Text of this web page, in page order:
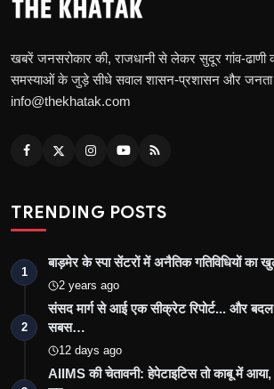
खबरें जनसरोकार की, राजधानी से लेकर सुदूर गांव-
समस्याओं के जुड़े सीधे सवाल शासन-प्रशासन और जनता
info@thekhatak.com
TRENDING POSTS
1
बाड़मेर के स्पा सेंटरों में अनैतिक गतिविधियों
2 years ago
2
संसद मार्ग से आई एक सीक्रेट रिपोर्ट... और बदल
सबस…
12 days ago
AIIMS की चेतावनी: हेपेटाइटिस तो काबू में